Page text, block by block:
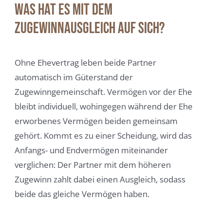
Was hat es mit dem
Zugewinnausgleich auf sich?
Ohne Ehevertrag leben beide Partner
automatisch im Güterstand der
Zugewinngemeinschaft. Vermögen vor der Ehe
bleibt individuell, wohingegen während der Ehe
erworbenes Vermögen beiden gemeinsam
gehört. Kommt es zu einer Scheidung, wird das
Anfangs- und Endvermögen miteinander
verglichen: Der Partner mit dem höheren
Zugewinn zahlt dabei einen Ausgleich, sodass
beide das gleiche Vermögen haben.